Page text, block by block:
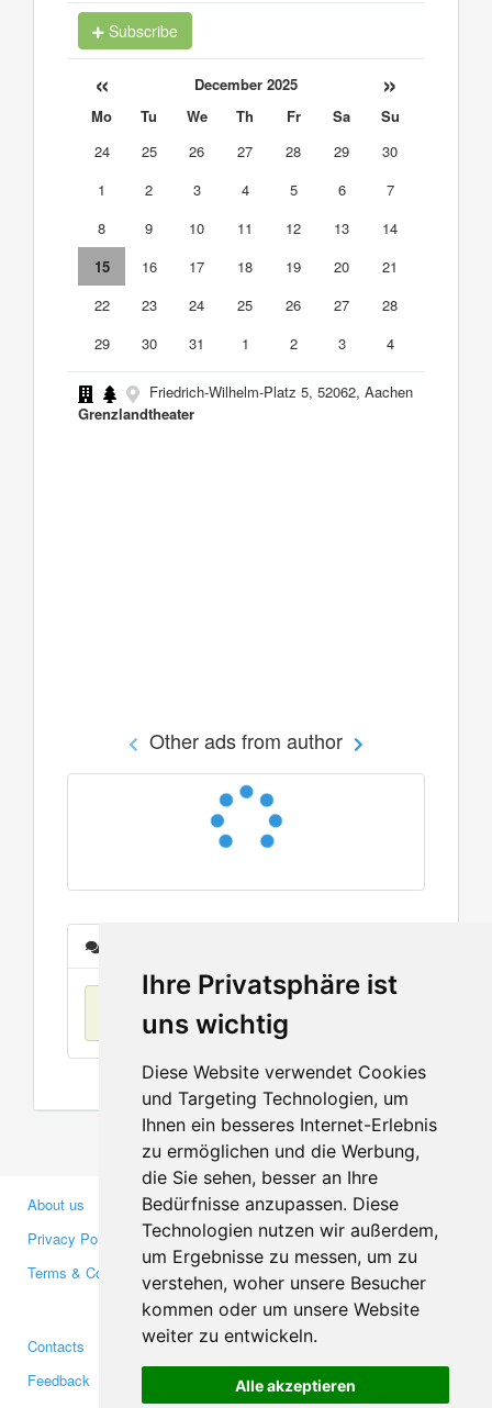
Ihre Privatsphäre ist
uns wichtig
Diese Website verwendet Cookies
und Targeting Technologien, um
Ihnen ein besseres Internet-Erlebnis
zu ermöglichen und die Werbung,
die Sie sehen, besser an Ihre
Bedürfnisse anzupassen. Diese
Technologien nutzen wir außerdem,
um Ergebnisse zu messen, um zu
verstehen, woher unsere Besucher
kommen oder um unsere Website
weiter zu entwickeln.
Alle akzeptieren
Subscribe
« December 2025 »
Mo Tu We Th Fr Sa
Su
24
25 26 27 28 29
30
1
2 3 4 5 6
7
8
9 10 11 12 13
14
15
16 17 18 19 20
21
22
23 24 25 26 27
28
29
30 31 1 2 3 4
Friedrich-Wilhelm-Platz 5, 52062, Aachen
Grenzlandtheater
Other ads from author
No items found
About us
Privacy Policy
Terms & Conditions
Business Partners
Investors
Media
Contacts
Feedback
Facebook
Twitter